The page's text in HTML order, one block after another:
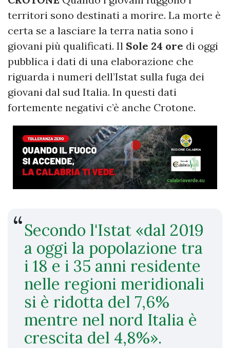
territori sono destinati a morire. La morte è
certa se a lasciare la terra natia sono i
giovani più qualificati. Il Sole 24 ore di oggi
pubblica i dati di una elaborazione che
riguarda i numeri dell’Istat sulla fuga dei
giovani dal sud Italia. In questi dati
fortemente negativi c’è anche Crotone.
Secondo l'Istat «dal 2019
a oggi la popolazione tra
i 18 e i 35 anni residente
nelle regioni meridionali
si è ridotta del 7,6%
mentre nel nord Italia è
crescita del 4,8%».